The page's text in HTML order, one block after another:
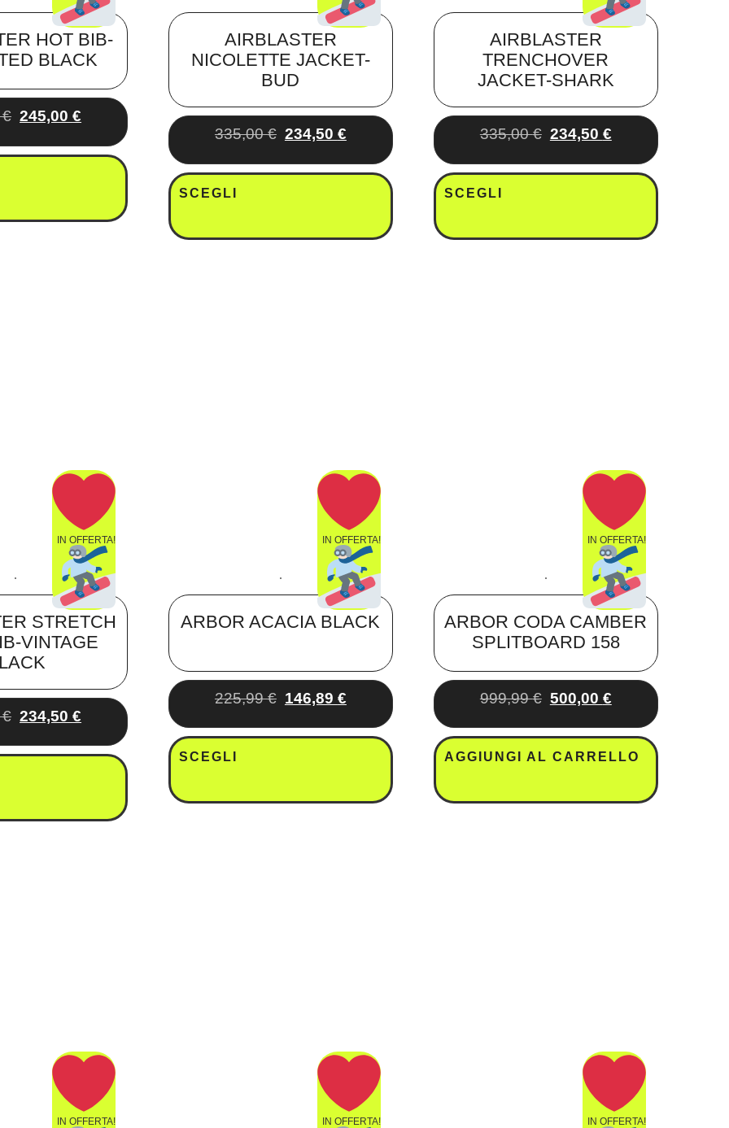
HOT BIB-
BLACK
€ 245,00€
AIRBLASTER
NICOLETTE JACKET-
BUD
335,00€ 234,50 €
SCEGLI
AIRBLASTER
TRENCHOVER
JACKET-SHARK
335,00€ 234,50 €
SCEGLI
IN OFFERTA!
STRETCH
VINTAGE
€ 234,50€
IN OFFERTA!
ARBOR ACACIA BLACK
225,99€ 146,89 €
SCEGLI
IN OFFERTA!
ARBOR CODA CAMBER
SPLITBOARD 158
999,99€ 500,00 €
AGGIUNGI AL CARRELLO
IN OFFERTA! IN OFFERTA! IN OFFERTA!